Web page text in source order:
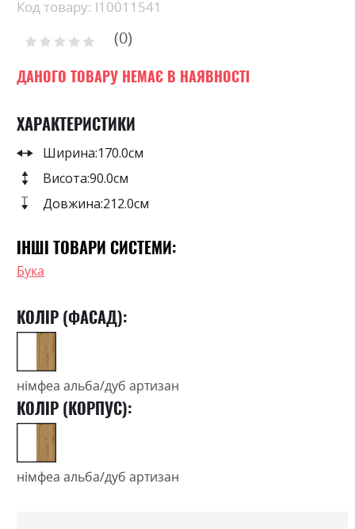
the
gallery
Код товару: l10011541
Рейтинг: 0
ДАНОГО ТОВАРУ НЕМАЄ В НАЯВНОСТІ
ХАРАКТЕРИСТИКИ
Ширина:170.0см
Висота:90.0см
Довжина:212.0см
ІНШІ ТОВАРИ СИСТЕМИ:
Бука
КОЛІР (ФАСАД):
німфеа альба/дуб артизан
КОЛІР (КОРПУС):
німфеа альба/дуб артизан